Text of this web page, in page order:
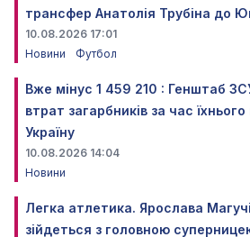
трансфер Анатолія Трубіна до
10.08.2026 17:01
Новини
Футбол
Вже мінус 1 459 210 : Генштаб
втрат загарбників за час
Україну
10.08.2026 14:04
Новини
Легка атлетика. Ярослава
зійдеться з головною